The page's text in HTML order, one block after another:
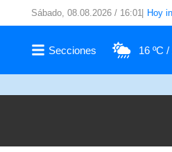
Sábado, 08.08.2026 / 16:01 Hoy
16 ºC